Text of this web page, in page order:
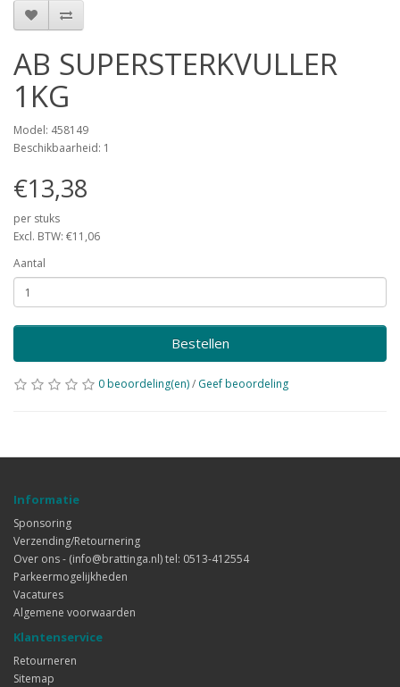
AB SUPERSTERKVULLER
1KG
Model: 458149
Beschikbaarheid: 1
€13,38
per stuks
Excl. BTW: €11,06
Aantal
Bestellen
0 beoordeling(en)/ Geef beoordeling
Informatie
Sponsoring
Verzending/Retournering
Over ons - (info@brattinga.nl) tel: 0513-412554
Parkeermogelijkheden
Vacatures
Algemene voorwaarden
Klantenservice
Retourneren
Sitemap